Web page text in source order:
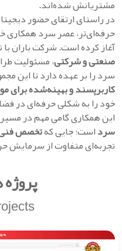
مشتریانش شده‌اند.
در راستای ارتقای حضور
حرفه‌ای‌تر، عصر سرد همکاری
آغاز کرده است. شرکت باران
صنعتی و شرکتی، مسئولیت
سرد را بر عهده دارد تا این
کاربرپسند و بهینه‌شده برای
خود را به شکلی حرفه‌ای در
این همکاری گامی مهم در مسیر
سرداست؛ جایی کهتخصص فنی
تجربه‌ای متفاوت از سرمایش